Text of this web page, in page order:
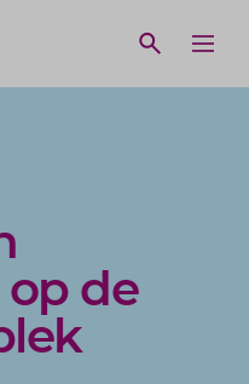
Open
de